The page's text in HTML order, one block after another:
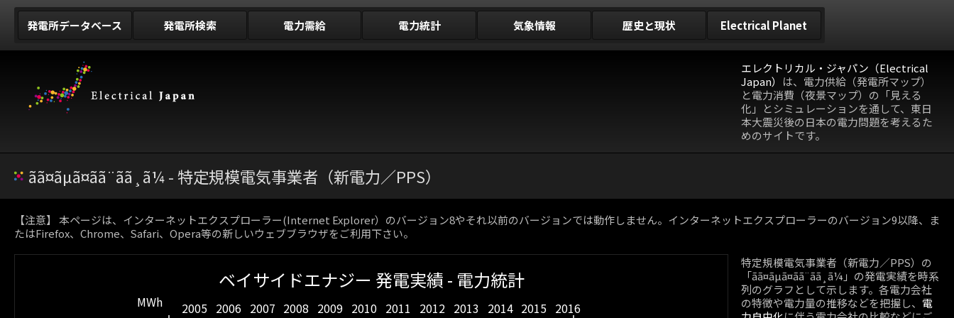
発電所データベース 発電所検索 電力需給 電力統計 気象情報 歴史と現状 Electrical Planet
エレクトリカル・ジャパン（Electrical
Japan） は、電力供給（発電所マップ）
と電力消費（夜景マップ）の「見える
化」とシミュレーションを通して、東日
本大震災後の日本の電力問題を考えるた
めのサイトです。
ãã¤ãµã¤ãã¨ãã¸ã¼ - 特定規模電気事業者（新電力／PPS）
【注意】 本ページは、インターネットエクスプローラー(Internet Explorer）のバージョン8やそれ以前のバージョンでは動作しません。インターネットエクスプローラーのバージョン9以降、ま
たはFirefox、Chrome、Safari、Opera等の新しいウェブブラウザをご利用下さい。
2005 2006 2007 2008 2009 2010 2011 2012 2013 2014 2015 2016
MWh
ベイサイドエナジー 発電実績 - 電力統計
特定規模電気事業者（新電力／PPS）の
「ãã¤ãµã¤ãã¨ãã¸ã¼」の発電実績を時系
列のグラフとして示します。各電力会社
の特徴や電力量の推移などを把握し、 電